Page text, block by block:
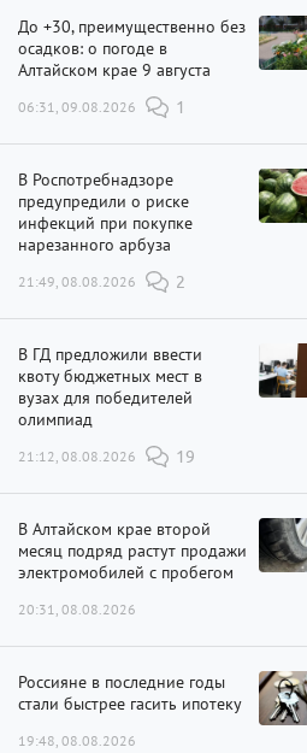
До +30, преимущественно без
осадков: о погоде в
Алтайском крае 9 августа
06:31, 09.08.2026 1
В Роспотребнадзоре
предупредили о риске
инфекций при покупке
нарезанного арбуза
21:49, 08.08.2026 2
В ГД предложили ввести
квоту бюджетных мест в
вузах для победителей
олимпиад
21:12, 08.08.2026 19
В Алтайском крае второй
месяц подряд растут продажи
электромобилей с пробегом
20:31, 08.08.2026
Россияне в последние годы
стали быстрее гасить ипотеку
19:48, 08.08.2026